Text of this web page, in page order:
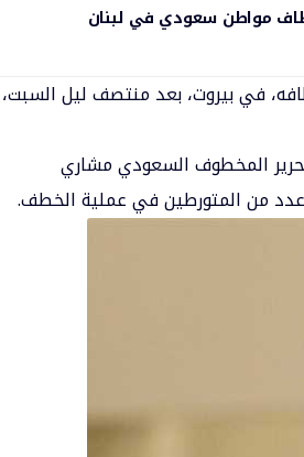
مواطن سعودي في لبنان
في بيروت، بعد منتصف ليل السبت،
المخطوف السعودي مشاري
عدد من المتورطين في عملية الخطف.